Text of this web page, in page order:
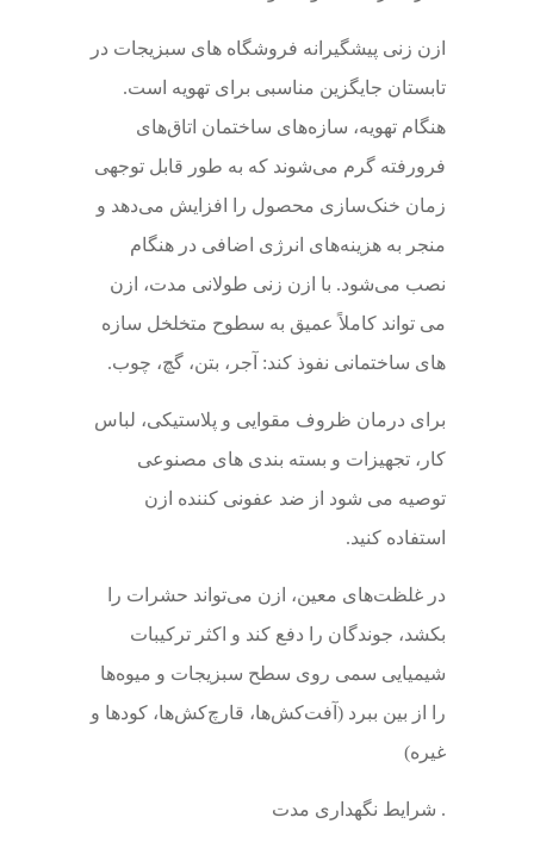
ازن زنی پیشگیرانه فروشگاه های سبزیجات در
تابستان جایگزین مناسبی برای تهویه است.
هنگام تهویه، سازه‌های ساختمان اتاق‌های
فرورفته گرم می‌شوند که به طور قابل توجهی
زمان خنک‌سازی محصول را افزایش می‌دهد و
منجر به هزینه‌های انرژی اضافی در هنگام
نصب می‌شود. با ازن زنی طولانی مدت، ازن
می تواند کاملاً عمیق به سطوح متخلخل سازه
های ساختمانی نفوذ کند: آجر، بتن، گچ، چوب.
برای درمان ظروف مقوایی و پلاستیکی، لباس
کار، تجهیزات و بسته بندی های مصنوعی
توصیه می شود از ضد عفونی کننده ازن
استفاده کنید.
در غلظت‌های معین، ازن می‌تواند حشرات را
بکشد، جوندگان را دفع کند و اکثر ترکیبات
شیمیایی سمی روی سطح سبزیجات و میوه‌ها
را از بین ببرد (آفت‌کش‌ها، قارچ‌کش‌ها، کودها و
غیره)
. شرایط نگهداری مدت